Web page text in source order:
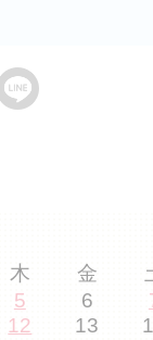
木 金
5 6
12 13